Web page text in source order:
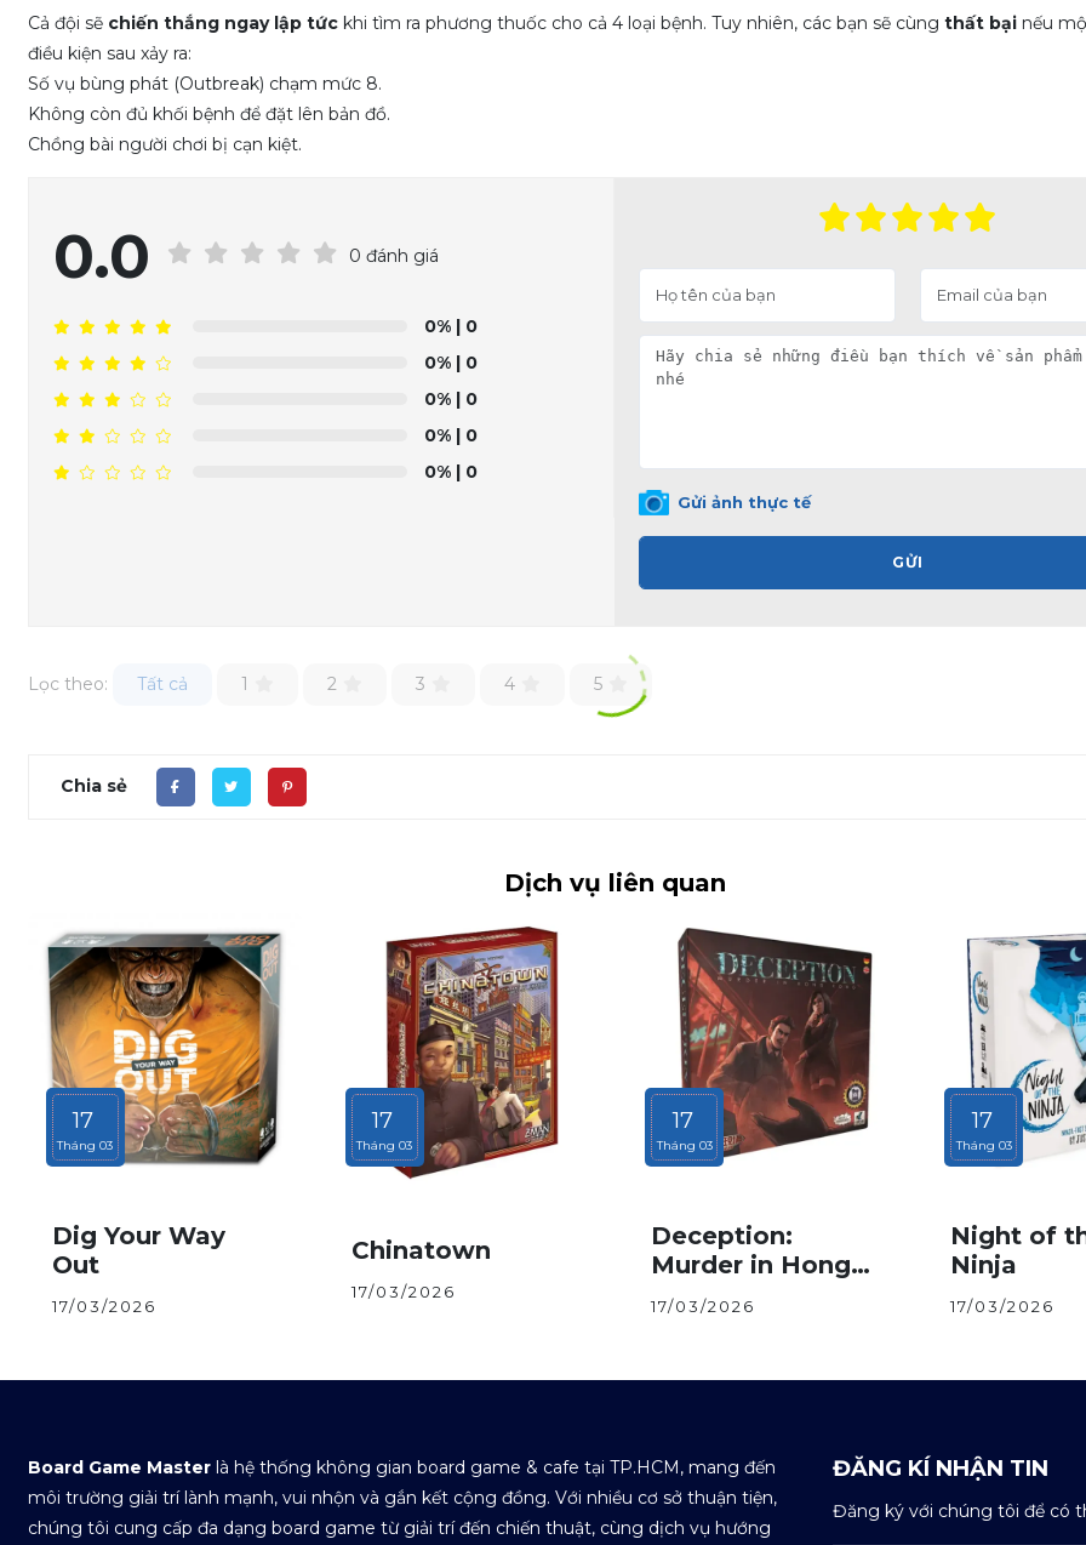
Cả đội sẽ chiến thắng ngay lập tứckhi tìm ra phương thuốc cho cả 4 loại bệnh. Tuy nhiên, các bạn sẽ cùng thất bạinếu
điều kiện sau xảy ra:
Số vụ bùng phát (Outbreak) chạm mức 8.
Không còn đủ khối bệnh để đặt lên bản đồ.
Chồng bài người chơi bị cạn kiệt.
0.0 0 đánh giá
0%| 0
0%| 0
0%| 0
0%| 0
0%| 0
Gửi ảnh thực tế
GỬI
Lọc theo: Tất cả 1 2 3 4 5
Chia sẻ
Dịch vụ liên quan
17
Tháng 03
Dig Your Way
Out
17/03/2026
17
Tháng 03
Chinatown
17/03/2026
17
Tháng 03
Deception:
Murder in Hong
Kong
17/03/2026
17
Tháng 03
Night of
Ninja
17/03/2026
Board Game Masterlà hệ thống không gian board game & cafe tại TP.HCM, mang đến
môi trường giải trí lành mạnh, vui nhộn và gắn kết cộng đồng. Với nhiều cơ sở thuận tiện,
chúng tôi cung cấp đa dạng board game từ giải trí đến chiến thuật, cùng dịch vụ hướng
ĐĂNG KÍ NHẬN TIN
Đăng ký với chúng tôi để có